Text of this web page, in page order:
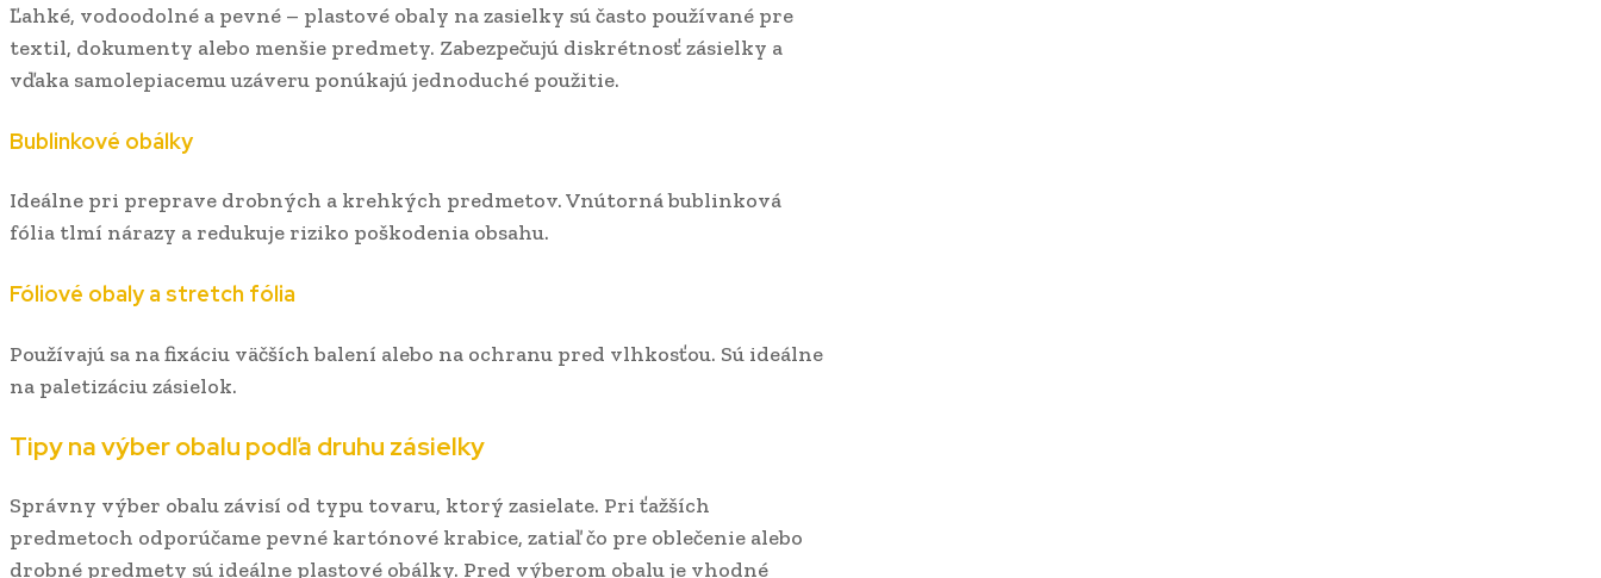
Ľahké, vodoodolné a pevné – plastové obaly na zasielky sú často používané pre
textil, dokumenty alebo menšie predmety. Zabezpečujú diskrétnosť zásielky a
vďaka samolepiacemu uzáveru ponúkajú jednoduché použitie.
Bublinkové obálky
Ideálne pri preprave drobných a krehkých predmetov. Vnútorná bublinková
fólia tlmí nárazy a redukuje riziko poškodenia obsahu.
Fóliové obaly a stretch fólia
Používajú sa na fixáciu väčších balení alebo na ochranu pred vlhkosťou. Sú ideálne
na paletizáciu zásielok.
Tipy na výber obalu podľa druhu zásielky
Správny výber obalu závisí od typu tovaru, ktorý zasielate. Pri ťažších
predmetoch odporúčame pevné kartónové krabice, zatiaľ čo pre oblečenie alebo
drobné predmety sú ideálne plastové obálky. Pred výberom obalu je vhodné